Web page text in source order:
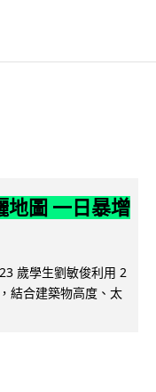
地圖 一日暴增
歲學生劉敏俊利用 2
結合建築物高度、太